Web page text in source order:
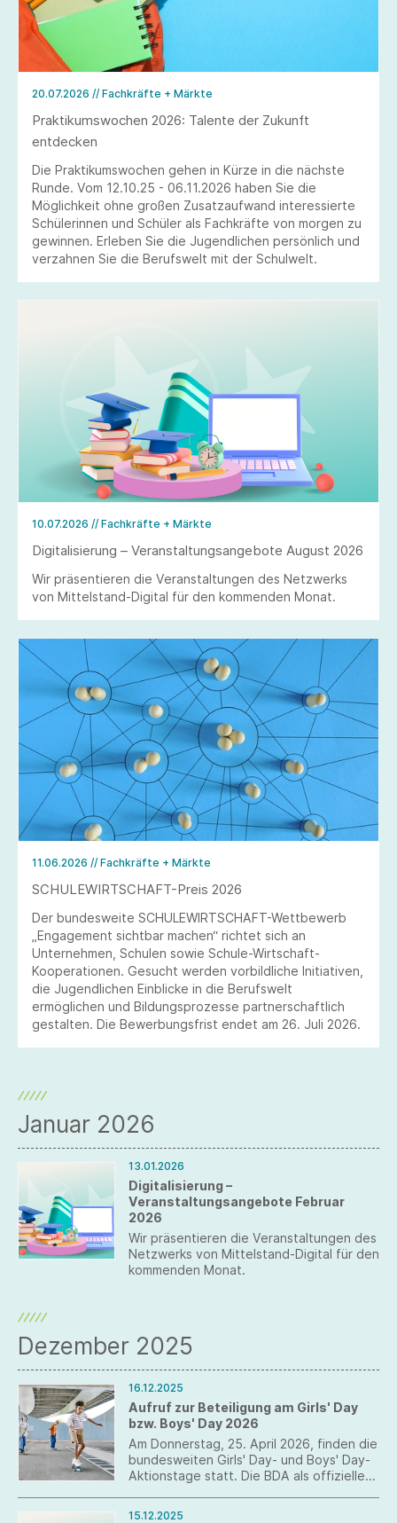
20.07.2026 // Fachkräfte + Märkte
Praktikumswochen 2026: Talente der Zukunft
entdecken
Die Praktikumswochen gehen in Kürze in die nächste
Runde. Vom 12.10.25 - 06.11.2026 haben Sie die
Möglichkeit ohne großen Zusatzaufwand interessierte
Schülerinnen und Schüler als Fachkräfte von morgen zu
gewinnen. Erleben Sie die Jugendlichen persönlich und
verzahnen Sie die Berufswelt mit der Schulwelt.
10.07.2026 // Fachkräfte + Märkte
Digitalisierung – Veranstaltungsangebote August 2026
Wir präsentieren die Veranstaltungen des Netzwerks
von Mittelstand-Digital für den kommenden Monat.
11.06.2026 // Fachkräfte + Märkte
SCHULEWIRTSCHAFT-Preis 2026
Der bundesweite SCHULEWIRTSCHAFT-Wettbewerb
„Engagement sichtbar machen“ richtet sich an
Unternehmen, Schulen sowie Schule-Wirtschaft-
Kooperationen. Gesucht werden vorbildliche Initiativen,
die Jugendlichen Einblicke in die Berufswelt
ermöglichen und Bildungsprozesse partnerschaftlich
gestalten. Die Bewerbungsfrist endet am 26. Juli 2026.
Januar 2026
13.01.2026
Digitalisierung –
Veranstaltungsangebote Februar
2026
Wir präsentieren die Veranstaltungen des
Netzwerks von Mittelstand-Digital für den
kommenden Monat.
Dezember 2025
16.12.2025
Aufruf zur Beteiligung am Girls' Day
bzw. Boys' Day 2026
Am Donnerstag, 25. April 2026, finden die
bundesweiten Girls' Day- und Boys' Day-
Aktionstage statt. Die BDA als offizielle
15.12.2025